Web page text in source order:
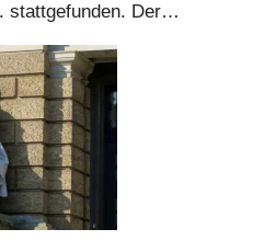
stattgefunden. Der…